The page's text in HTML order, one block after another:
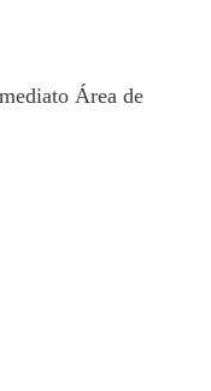
Área de